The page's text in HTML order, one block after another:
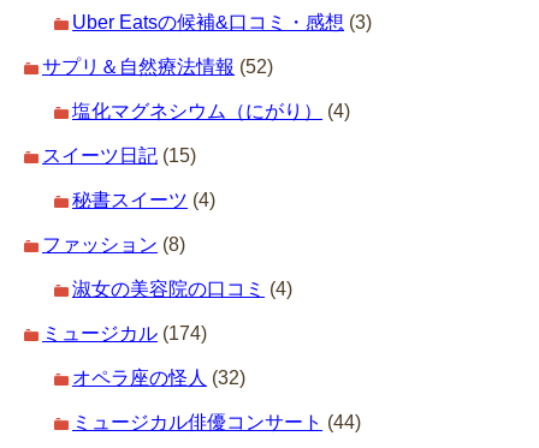
Uber Eatsの候補&口コミ・感想 (3)
サプリ＆自然療法情報 (52)
塩化マグネシウム（にがり） (4)
スイーツ日記 (15)
秘書スイーツ (4)
ファッション (8)
淑女の美容院の口コミ (4)
ミュージカル (174)
オペラ座の怪人 (32)
ミュージカル俳優コンサート (44)